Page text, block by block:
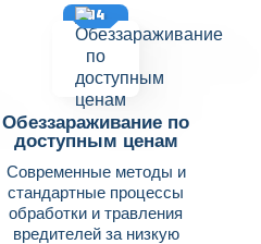
04
Обеззараживание по
доступным ценам
Современные методы и
стандартные процессы
обработки и травления
вредителей за низкую